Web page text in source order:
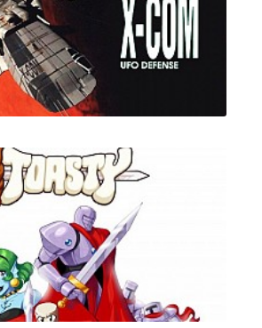
Simulator VR
COM: Enemy Unknown (X-
+ Terror from the Deep